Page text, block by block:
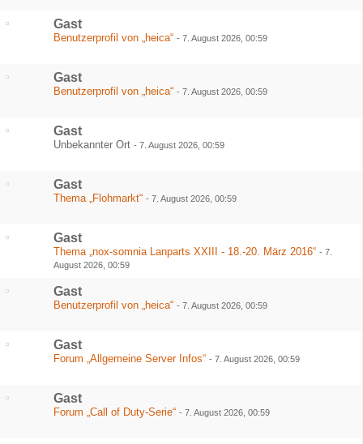
Gast
Benutzerprofil von „heica“ - 7. August 2026, 00:59
Gast
Benutzerprofil von „heica“ - 7. August 2026, 00:59
Gast
Unbekannter Ort - 7. August 2026, 00:59
Gast
Thema „Flohmarkt“ - 7. August 2026, 00:59
Gast
Thema „nox-somnia Lanparts XXIII - 18.-20. März 2016“ - 7.
August 2026, 00:59
Gast
Benutzerprofil von „heica“ - 7. August 2026, 00:59
Gast
Forum „Allgemeine Server Infos“ - 7. August 2026, 00:59
Gast
Forum „Call of Duty-Serie“ - 7. August 2026, 00:59